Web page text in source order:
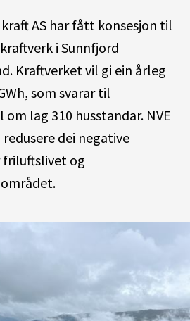
AS har fått konsesjon til
i Sunnfjord
Kraftverket vil gi ein årleg
som svarar til
lag 310 husstandar. NVE
dei negative
friluftslivet og